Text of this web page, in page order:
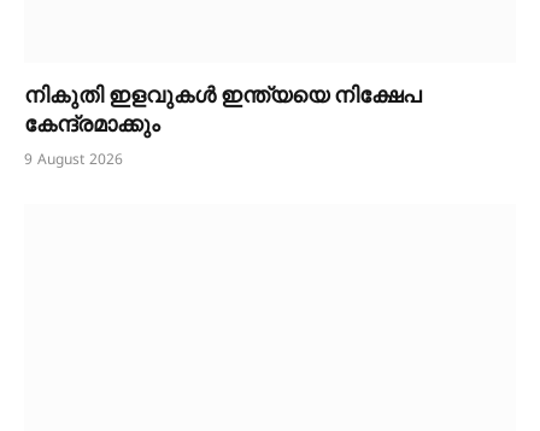
നികുതി ഇളവുകൾ ഇന്ത്യയെ നിക്ഷേപ
കേന്ദ്രമാക്കും
9 August 2026